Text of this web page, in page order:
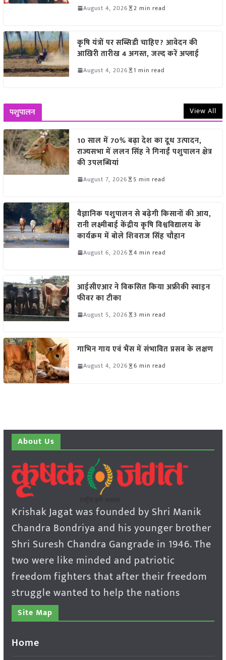
August 4, 2026 2 min read
कृषि यंत्रों पर सब्सिडी चाहिए? आवेदन की
आखिरी तारीख 4 अगस्त, जल्द करें अप्लाई
August 4, 2026 1 min read
पशुपालन View All
10 साल में 70% बढ़ा देश का दूध उत्पादन,
राज्यसभा में ललन सिंह ने गिनाईं पशुपालन क्षेत्र
की उपलब्धियां
August 7, 2026 5 min read
वैज्ञानिक पशुपालन से बढ़ेगी किसानों की आय,
रानी लक्ष्मीबाई केंद्रीय कृषि विश्वविद्यालय के
कार्यक्रम में बोले शिवराज सिंह चौहान
August 6, 2026 4 min read
आईसीएआर ने विकसित किया अफ्रीकी स्वाइन
फीवर का टीका
August 5, 2026 3 min read
गाभिन गाय एवं भैंस में संभावित प्रसव के लक्षण
August 4, 2026 6 min read
About Us
Krishak Jagat was founded by Shri Manik
Chandra Bondriya and his younger brother
Shri Suresh Chandra Gangrade in 1946. The
two were like minded and patriotic
freedom fighters that after their freedom
struggle wanted to help the nations
Site Map
Home